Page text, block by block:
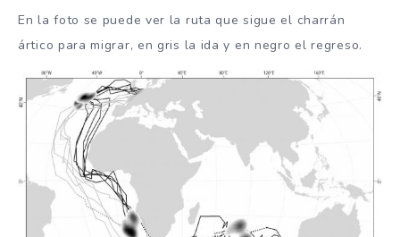
En la foto se puede ver la ruta que sigue el charrán
ártico para migrar, en gris la ida y en negro el regreso.